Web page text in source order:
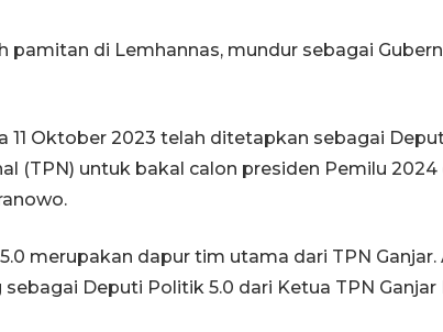
pamitan di Lemhannas, mundur sebagai
11 Oktober 2023 telah ditetapkan sebagai
(TPN) untuk bakal calon presiden Pemilu 2024
merupakan dapur tim utama dari TPN
Deputi Politik 5.0 dari Ketua TPN Ganjar